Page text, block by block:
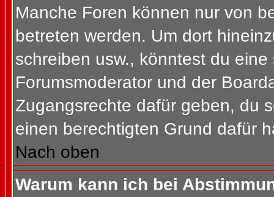
Manche Foren können nur von
betreten werden. Um dort
schreiben usw., könntest du
Forumsmoderator und der
Zugangsrechte dafür geben, du
einen berechtigten Grund dafür
Nach oben
Warum kann ich bei